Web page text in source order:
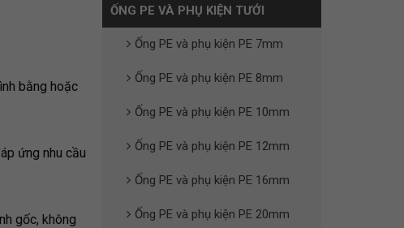
bằng hoặc
ứng nhu cầu
gốc, không
ỐNG PE VÀ PHỤ KIỆN TƯỚI
Ống PE và phụ kiện PE 7mm
Ống PE và phụ kiện PE 8mm
Ống PE và phụ kiện PE 10mm
Ống PE và phụ kiện PE 12mm
Ống PE và phụ kiện PE 16mm
Ống PE và phụ kiện PE 20mm